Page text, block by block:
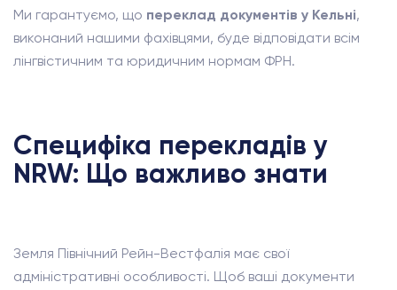
Ми гарантуємо, що переклад документів у Кельні,
виконаний нашими фахівцями, буде відповідати всім
лінгвістичним та юридичним нормам ФРН.
Специфіка перекладів у
NRW: Що важливо знати
Земля Північний Рейн-Вестфалія має свої
адміністративні особливості. Щоб ваші документи